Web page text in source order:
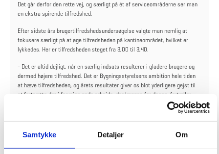
Samtykke Detaljer Om
Det går derfor den rette vej, og særligt på ét af serviceområderne ser man
en ekstra spirende tilfredshed.
Efter sidste års brugertilfredshedsundersøgelse valgte man nemlig at
fokusere særligt på at øge tilfredsheden på kantineområdet, hvilket er
lykkedes. Her er tilfredsheden steget fra 3,00 til 3,40.
- Det er altid dejligt, når en særlig indsats resulterer i gladere brugere og
dermed højere tilfredshed. Det er Bygningsstyrelsens ambition hele tiden
at hæve tilfredsheden, og årets resultater giver os blot yderligere gejst til
at fortsætte det i forvejen gode arbejde, der lægges for dagen, fortæller
Blandt kunderne er der også glæde at spore over det daglige besøg i
kantinerne. En kunde skriver blandt andet, at kantinen er blevet bedre efter
seneste gennemførte tilfredshedsundersøgelse, mens en anden kalder
udviklingen meget positive og fremhæver især de spændende og friske